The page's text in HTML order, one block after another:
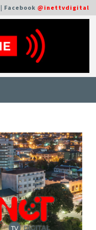
| Facebook @inettvdigital